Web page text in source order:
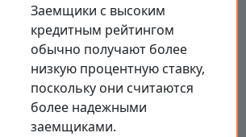
Заемщики с высоким
кредитным рейтингом
обычно получают более
низкую процентную ставку,
поскольку они считаются
более надежными
заемщиками.